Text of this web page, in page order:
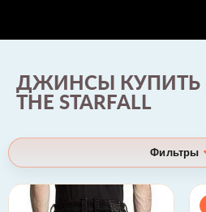
ДЖИНСЫ КУПИТЬ
THE STARFALL
Фильтры